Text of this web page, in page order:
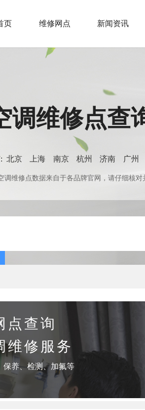
页 维修网点 新闻资讯
调维修点查
北京 上海 南京 杭州 济南 广州
调维修点数据来自于各品牌官网，请仔细核
点查询
维修服务
保养、检测、加氟等